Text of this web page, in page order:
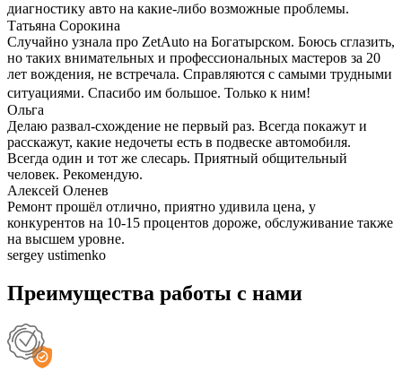
диагностику авто на какие-либо возможные проблемы.
Татьяна Сорокина
Случайно узнала про ZetAuto на Богатырском. Боюсь сглазить,
но таких внимательных и профессиональных мастеров за 20
лет вождения, не встречала. Справляются с самыми трудными
ситуациями. Спасибо им большое. Только к ним!
Ольга
Делаю развал-схождение не первый раз. Всегда покажут и
расскажут, какие недочеты есть в подвеске автомобиля.
Всегда один и тот же слесарь. Приятный общительный
человек. Рекомендую.
Алексей Оленев
Ремонт прошёл отлично, приятно удивила цена, у
конкурентов на 10-15 процентов дороже, обслуживание также
на высшем уровне.
sergey ustimenko
Преимущества работы с нами